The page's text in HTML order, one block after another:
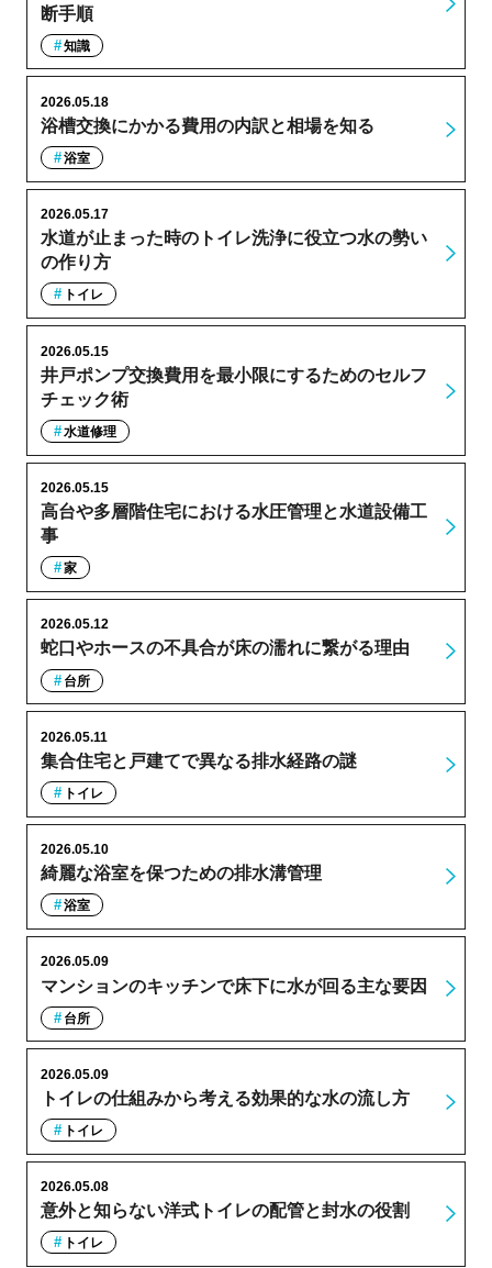
断手順
知識
浴槽交換にかかる費用の内訳と相場を知る
2026.05.18
浴室
水道が止まった時のトイレ洗浄に役立つ水の勢い
の作り方
2026.05.17
トイレ
井戸ポンプ交換費用を最小限にするためのセルフ
チェック術
2026.05.15
水道修理
高台や多層階住宅における水圧管理と水道設備工
事
2026.05.15
家
蛇口やホースの不具合が床の濡れに繋がる理由
2026.05.12
台所
集合住宅と戸建てで異なる排水経路の謎
2026.05.11
トイレ
綺麗な浴室を保つための排水溝管理
2026.05.10
浴室
マンションのキッチンで床下に水が回る主な要因
2026.05.09
台所
トイレの仕組みから考える効果的な水の流し方
2026.05.09
トイレ
意外と知らない洋式トイレの配管と封水の役割
2026.05.08
トイレ